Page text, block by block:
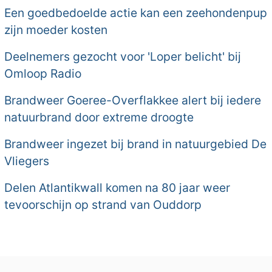
Een goedbedoelde actie kan een zeehondenpup
zijn moeder kosten
Deelnemers gezocht voor 'Loper belicht' bij
Omloop Radio
Brandweer Goeree-Overflakkee alert bij iedere
natuurbrand door extreme droogte
Brandweer ingezet bij brand in natuurgebied De
Vliegers
Delen Atlantikwall komen na 80 jaar weer
tevoorschijn op strand van Ouddorp